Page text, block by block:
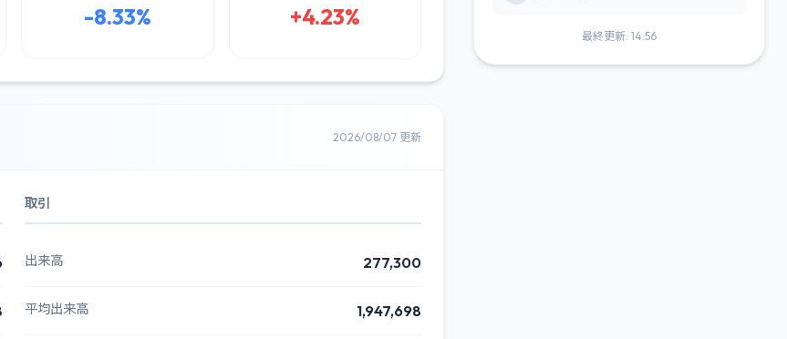
-8.33% +4.23%
2026/08/07 更新
取引
出来高 277,300
平均出来高 1,947,698
最終更新: 14:56